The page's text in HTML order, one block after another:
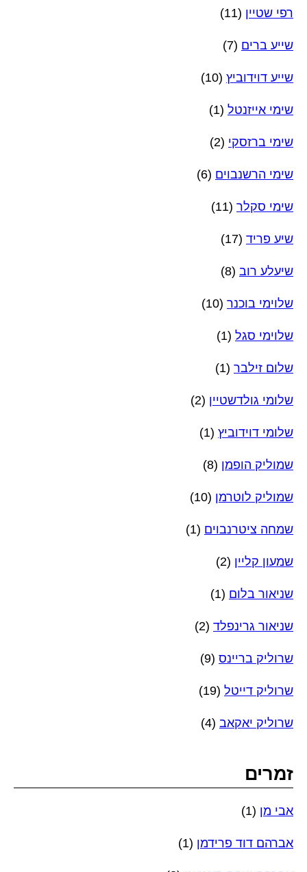
רפי שטיין (11)
שייע ברים (7)
שייע דוידוביץ (10)
שימי אייזנטל (1)
שימי ברזסקי (2)
שימי הרשנבוים (6)
שימי סקלר (11)
שיע פריד (17)
שיעלע רוב (8)
שלוימי בוכנר (10)
שלוימי סגל (1)
שלום זילבר (1)
שלומי גולדשטיין (2)
שלומי דוידוביץ (1)
שמוליק הופמן (8)
שמוליק לוטרמן (10)
שמחה ציטרנבוים (1)
שמעון קליין (2)
שניאור בלום (1)
שניאור גרינפלד (2)
שרוליק בריינס (9)
שרוליק דייטל (19)
שרוליק יאקאב (4)
זמרים
אבי מן (1)
אברהם דוד פרידמן (1)